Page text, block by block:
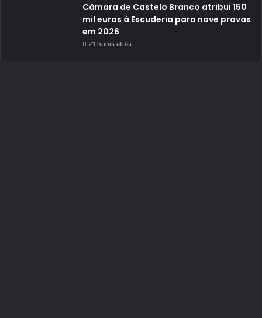
Câmara de Castelo Branco atribui 150
mil euros à Escuderia para nove provas
em 2026
21 horas atrás